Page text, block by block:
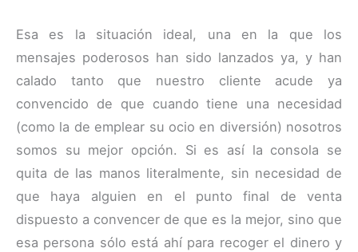
Esa es la situación ideal, una en la que los
mensajes poderosos han sido lanzados ya, y han
calado tanto que nuestro cliente acude ya
convencido de que cuando tiene una necesidad
(como la de emplear su ocio en diversión) nosotros
somos su mejor opción. Si es así la consola se
quita de las manos literalmente, sin necesidad de
que haya alguien en el punto final de venta
dispuesto a convencer de que es la mejor, sino que
esa persona sólo está ahí para recoger el dinero y